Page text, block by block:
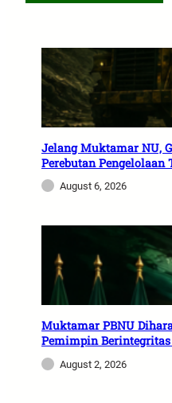
Jelang Muktamar NU,
Perebutan Pengelolaan
August 6, 2026
Muktamar PBNU
Pemimpin Berintegritas
August 2, 2026